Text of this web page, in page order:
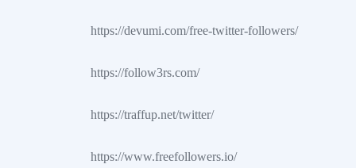
https://devumi.com/free-twitter-followers/
https://follow3rs.com/
https://traffup.net/twitter/
https://www.freefollowers.io/